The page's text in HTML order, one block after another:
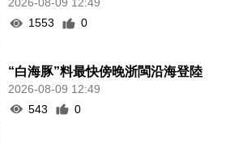
2026-08-09 12:49
1553
0
“白海豚”料最快傍晚浙閩沿海登陸
2026-08-09 12:49
543
0